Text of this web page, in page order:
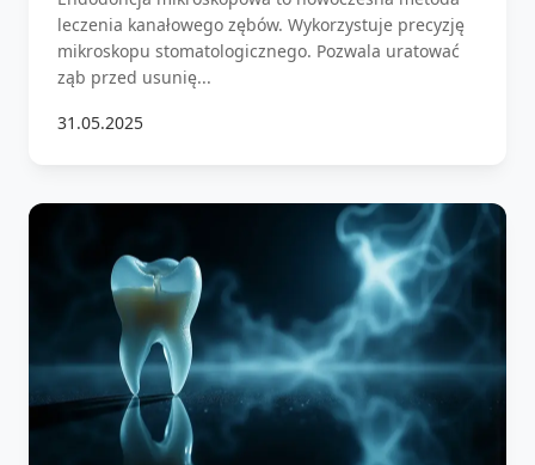
leczenia kanałowego zębów. Wykorzystuje precyzję
mikroskopu stomatologicznego. Pozwala uratować
ząb przed usunię...
31.05.2025